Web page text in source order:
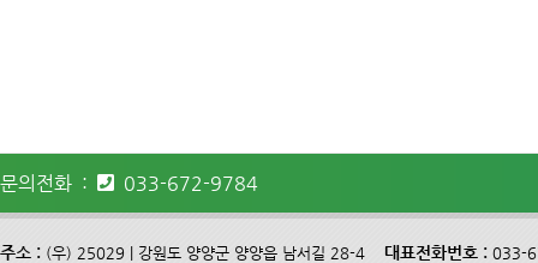
문의전화 : 033-672-9784
주소 : (우) 25029 | 강원도 양양군 양양읍 남서길 28-4 대표전화번호 : 033-